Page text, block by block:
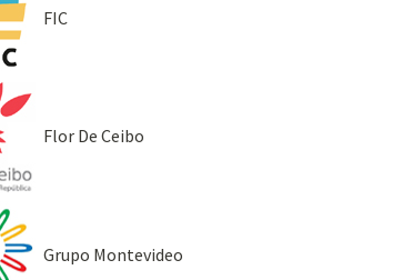
FIC
Flor De Ceibo
Grupo Montevideo